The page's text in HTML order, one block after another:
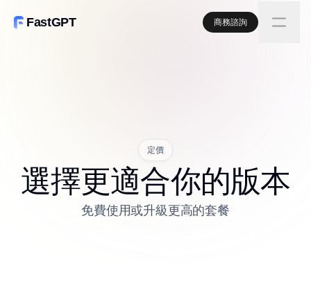
FastGPT 商務諮詢
定價
選擇更適合你的版本
免費使用或升級更高的套餐